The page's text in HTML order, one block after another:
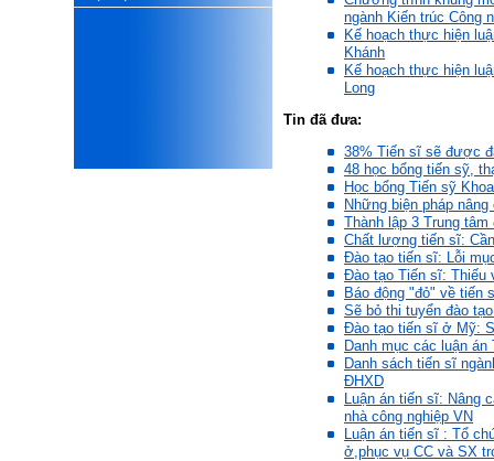
ii) Trình bày bản vẽ kiến trúc
mình.
ngành Kiến trúc Công
Kế hoạch thực hiện
Khánh
Kế hoạch thực hiện
Long
Tin đã đưa:
38% Tiến sĩ sẽ được
48 học bổng tiến sỹ,
Học bổng Tiến sỹ
Những biện pháp
Thành lập 3 Trung
Chất lượng tiến sĩ:
Đào tạo tiến sĩ: Lỗi
Đào tạo Tiến sĩ: Thiếu
Báo động "đỏ" về tiến
Sẽ bỏ thi tuyển đào
Đào tạo tiến sĩ ở Mỹ:
Danh mục các luận
Danh sách tiến sĩ
ĐHXD
Luận án tiến sĩ: Nâng
nhà công nghiệp VN
Luận án tiến sĩ : Tổ
ở,phục vụ CC và SX